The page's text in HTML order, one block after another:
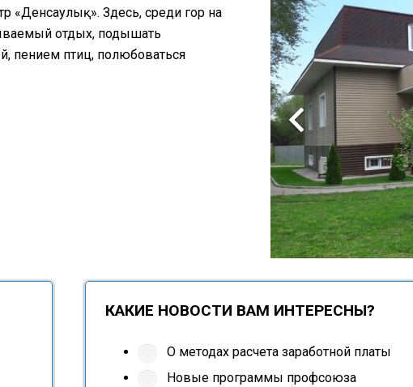
«Денсаулық». Здесь, среди гор на
отдых, подышать
пением птиц, полюбоваться
КАКИЕ НОВОСТИ ВАМ ИНТЕРЕСНЫ?
О методах расчета заработной платы
Новые программы профсоюза